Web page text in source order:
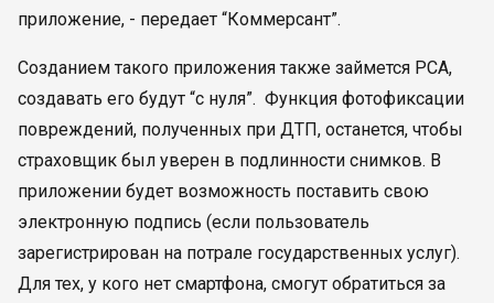
приложение, - передает “Коммерсант”.
Созданием такого приложения также займется РСА,
создавать его будут “с нуля”. Функция фотофиксации
повреждений, полученных при ДТП, останется, чтобы
страховщик был уверен в подлинности снимков. В
приложении будет возможность поставить свою
электронную подпись (если пользователь
зарегистрирован на потрале государственных услуг).
Для тех, у кого нет смартфона, смогут обратиться за